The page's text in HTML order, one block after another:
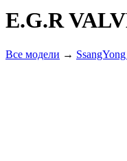
E.G.R
Все модели →